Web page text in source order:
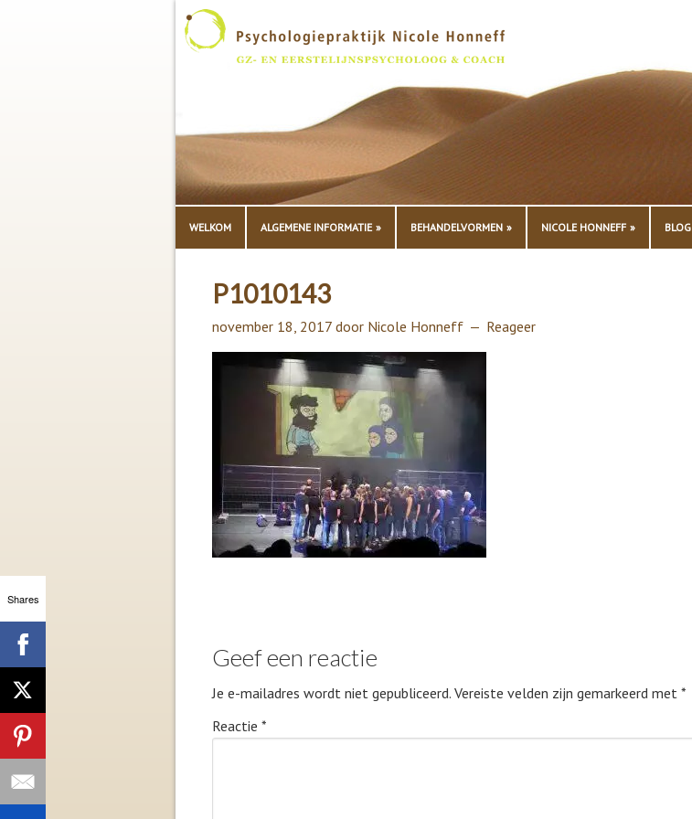
WELKOM ALGEMENE INFORMATIE BEHANDELVORMEN NICOLE HONNEFF BLOG
P1010143
november 18, 2017 door Nicole Honneff Reageer
Geef een reactie
Je e-mailadres wordt niet gepubliceerd. Vereiste velden zijn gemarkeerd met *
Reactie *
Shares